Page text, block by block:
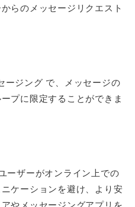
らのメッセージリクエスト
ージング で、メッセージの
プに限定することができま
ーザーがオンライン上での
ケーションを避け、より安
やメッセージングアプリを